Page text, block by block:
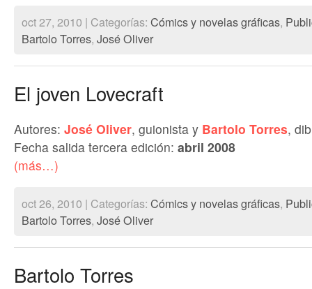
oct 27, 2010 | Categorías: Cómics y novelas gráficas,
Bartolo Torres, José Oliver
El joven Lovecraft
Autores: José Oliver, guionista y Bartolo Torres,
Fecha salida tercera edición: abril 2008
(más…)
oct 26, 2010 | Categorías: Cómics y novelas gráficas,
Bartolo Torres, José Oliver
Bartolo Torres